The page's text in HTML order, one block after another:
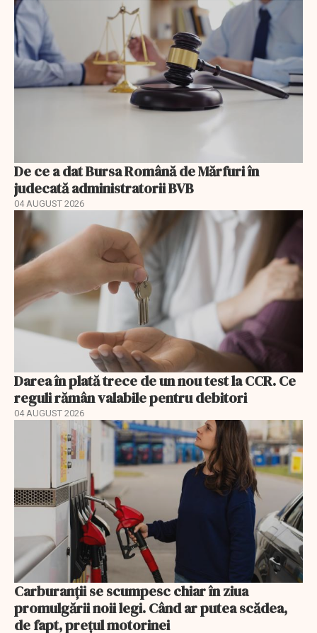
De ce a dat Bursa Română de Mărfuri în
judecată administratorii BVB
04 AUGUST 2026
Darea în plată trece de un nou test la CCR. Ce
reguli rămân valabile pentru debitori
04 AUGUST 2026
Carburanții se scumpesc chiar în ziua
promulgării noii legi. Când ar putea scădea,
de fapt, prețul motorinei